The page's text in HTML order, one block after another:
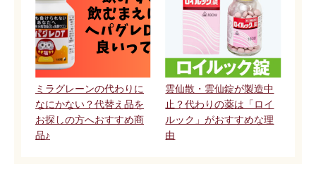
ミラグレーンの代わりに
なにかない？代替え品を
お探しの方へおすすめ商
品♪
雲仙散・雲仙錠が製造中
止？代わりの薬は「ロイ
ルック」がおすすめな理
由